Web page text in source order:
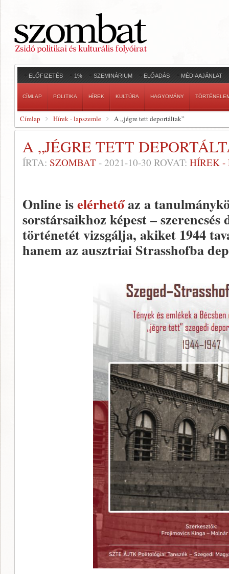
ELŐFIZETÉS 1% SZEMINÁRIUM ELŐADÁS MÉDIAAJÁNLAT
CÍMLAP POLITIKA HÍREK KULTÚRA HAGYOMÁNY
Címlap Hírek - lapszemle A „jégre tett deportáltak”
A „JÉGRE TETT
ÍRTA: SZOMBAT - 2021-10-30 ROVAT: HÍREK -
Online iselérhetőaz a
sorstársaikhoz képest –
történetét vizsgálja, akiket 1944
hanem az ausztriai Strasshofba